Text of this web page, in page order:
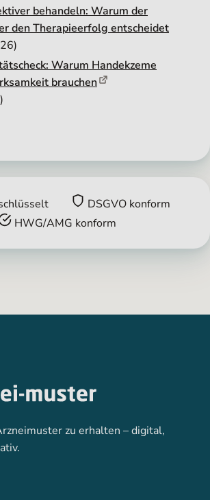
behandeln: Warum der
den Therapieerfolg entscheidet
Warum Handekzeme
brauchen
DSGVO konform
HWG/AMG konform
zu erhalten – digital,